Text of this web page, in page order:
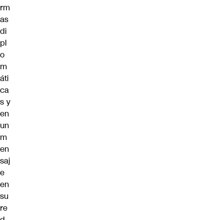
rm
as
di
pl
o
m
áti
ca
s y
en
un
m
en
saj
e
en
su
re